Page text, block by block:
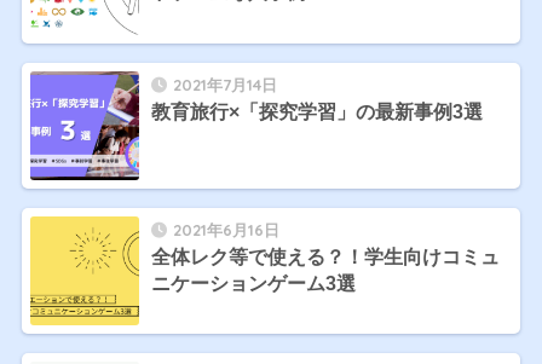
2021年7月14日
教育旅行×「探究学習」の最新事例3選
2021年6月16日
全体レク等で使える？！学生向けコミュ
ニケーションゲーム3選